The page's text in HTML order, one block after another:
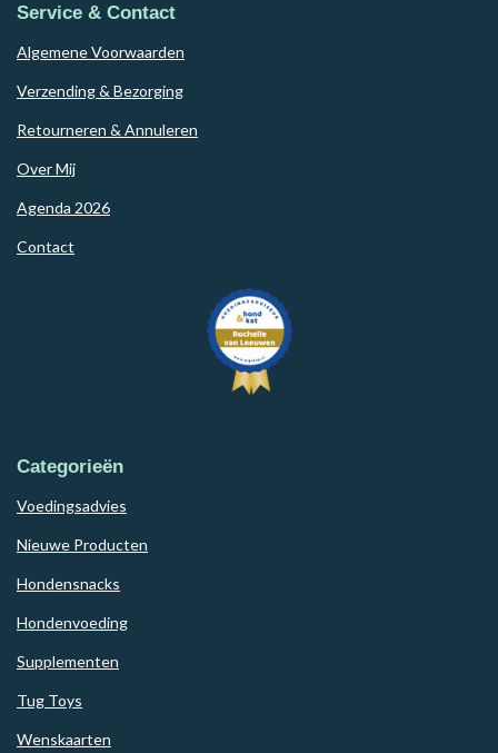
Service & Contact
Algemene Voorwaarden
Verzending & Bezorging
Retourneren & Annuleren
Over Mij
Agenda 2026
Contact
Categorieën
Voedingsadvies
Nieuwe Producten
Hondensnacks
Hondenvoeding
Supplementen
Tug Toys
Wenskaarten